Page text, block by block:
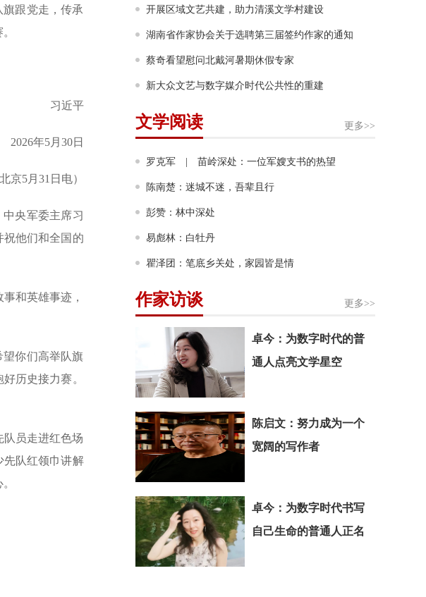
跟党走，传承
习近平
2026年5月30日
京5月31日电）
央军委主席习
祝他们和全国的
和英雄事迹，
你们高举队旗
历史接力赛。
员走进红色场
先队红领巾讲解
作等行业难题
开展区域文艺共建，助力清溪文学村建设
湖南省作家协会关于选聘第三届签约作家的通知
蔡奇看望慰问北戴河暑期休假专家
新大众文艺与数字媒介时代公共性的重建
更多>>
文学阅读
罗克军 | 苗岭深处：一位军嫂支书的热望
陈南楚：迷城不迷，吾辈且行
彭赞：林中深处
易彪林：白牡丹
瞿泽团：笔底乡关处，家园皆是情
更多>>
作家访谈
卓今：为数字时代的普
通人点亮文学星空
陈启文：努力成为一个
宽阔的写作者
卓今：为数字时代书写
自己生命的普通人正名